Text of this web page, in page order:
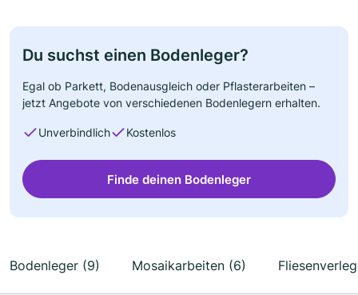
Du suchst einen Bodenleger?
Egal ob Parkett, Bodenausgleich oder Pflasterarbeiten –
jetzt Angebote von verschiedenen Bodenlegern erhalten.
Unverbindlich Kostenlos
Finde deinen Bodenleger
Bodenleger (9) Mosaikarbeiten (6)